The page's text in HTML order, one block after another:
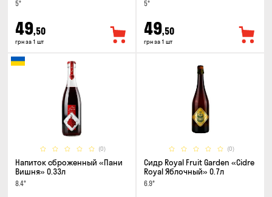
5°
49,50
грн за 1 шт
5°
49,50
грн за 1 шт
(0)
Напиток сброженный «Пани
Вишня» 0.33л
8.4°
(0)
Сидр Royal Fruit Garden «Cidre
Royal Яблочный» 0.7л
6.9°